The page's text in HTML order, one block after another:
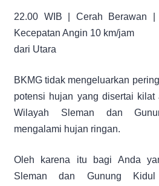
22.00 WIB | Cerah Berawan |
Kecepatan Angin 10 km/jam
dari Utara
BKMG tidak mengeluarkan
potensi hujan yang disertai kilat
Wilayah Sleman dan
mengalami hujan ringan.
Oleh karena itu bagi Anda
Sleman dan Gunung Kidul